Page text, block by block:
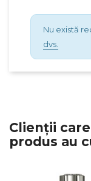
Nu există
dvs.
Clienții
produs au